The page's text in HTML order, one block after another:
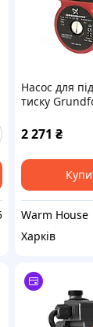
Насос для
тиску
2 271 ₴
Warm House
Харків